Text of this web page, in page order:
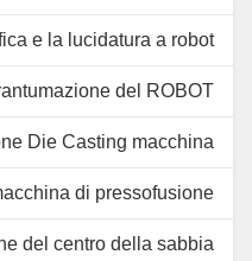
e la lucidatura a robot
del ROBOT
Die Casting macchina
di pressofusione
del centro della sabbia